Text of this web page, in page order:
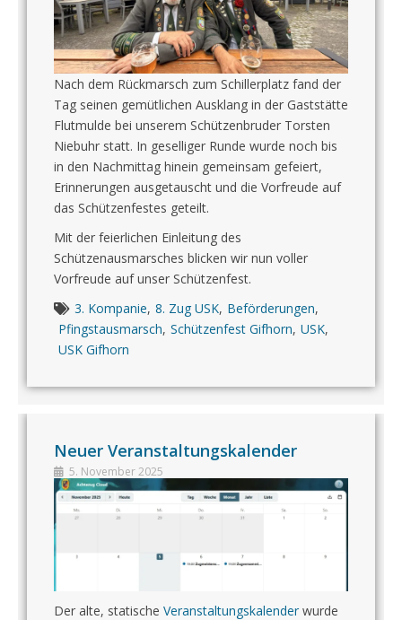
Nach dem Rückmarsch zum Schillerplatz fand der
Tag seinen gemütlichen Ausklang in der Gaststätte
Flutmulde bei unserem Schützenbruder Torsten
Niebuhr statt. In geselliger Runde wurde noch bis
in den Nachmittag hinein gemeinsam gefeiert,
Erinnerungen ausgetauscht und die Vorfreude auf
das Schützenfestes geteilt.
Mit der feierlichen Einleitung des
Schützenausmarsches blicken wir nun voller
Vorfreude auf unser Schützenfest.
3. Kompanie, 8. Zug USK, Beförderungen,
Pfingstausmarsch, Schützenfest Gifhorn, USK,
USK Gifhorn
Neuer Veranstaltungskalender
5. November 2025
Der alte, statische Veranstaltungskalenderwurde